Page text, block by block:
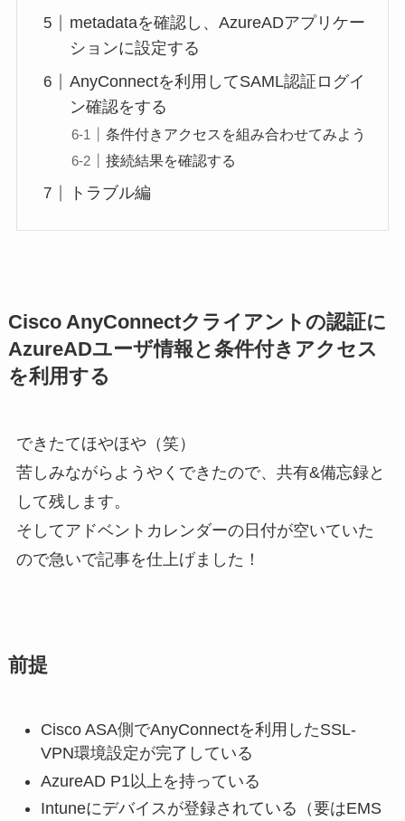
metadataを確認し、AzureADアプリケー
ションに設定する
AnyConnectを利用してSAML認証ログイ
ン確認をする
条件付きアクセスを組み合わせてみよう
接続結果を確認する
トラブル編
Cisco AnyConnectクライアントの認証に
AzureADユーザ情報と条件付きアクセス
を利用する
できたてほやほや（笑）
苦しみながらようやくできたので、共有&備忘録と
して残します。
そしてアドベントカレンダーの日付が空いていた
ので急いで記事を仕上げました！
前提
Cisco ASA側でAnyConnectを利用したSSL-
VPN環境設定が完了している
AzureAD P1以上を持っている
Intuneにデバイスが登録されている（要はEMS